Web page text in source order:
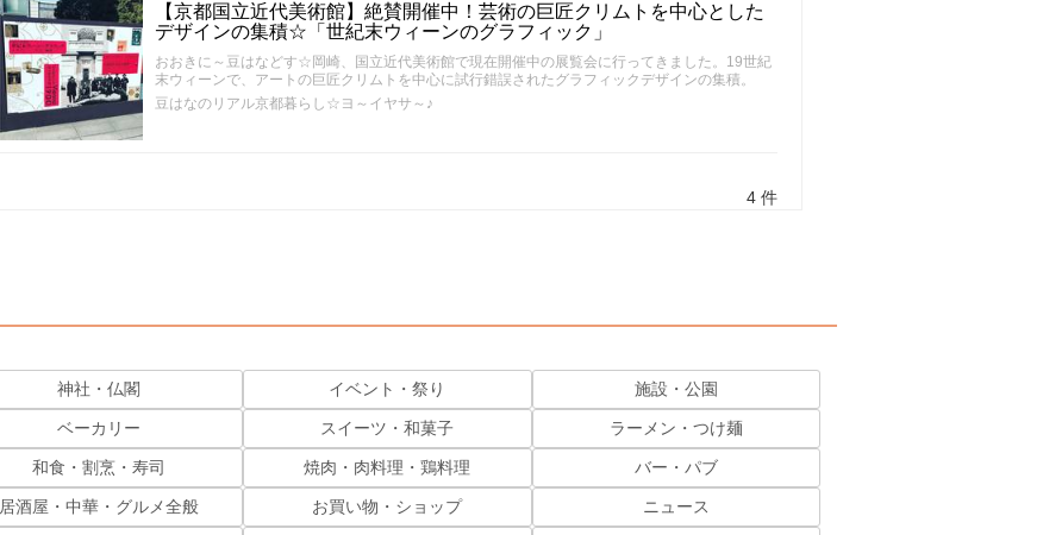
【京都国立近代美術館】絶賛開催中！芸術の巨匠クリムトを中心とした
デザインの集積☆「世紀末ウィーンのグラフィック」
おおきに～豆はなどす☆岡崎、国立近代美術館で現在開催中の展覧会に行ってきました。19世紀
末ウィーンで、アートの巨匠クリムトを中心に試行錯誤されたグラフィックデザインの集積。
豆はなのリアル京都暮らし☆ヨ～イヤサ～♪
4 件
神社・仏閣 イベント・祭り 施設・公園
ベーカリー スイーツ・和菓子 ラーメン・つけ麺
和食・割烹・寿司 焼肉・肉料理・鶏料理 バー・パブ
居酒屋・中華・グルメ全般 お買い物・ショップ ニュース